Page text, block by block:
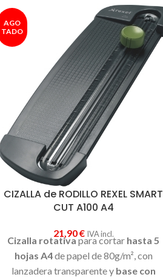
AGO
TADO
CIZALLA de RODILLO REXEL SMART
CUT A100 A4
21,90€ IVA incl.
Cizalla rotativapara cortar hasta 5
hojas A4de papel de 80g/m², con
lanzadera transparente y base con